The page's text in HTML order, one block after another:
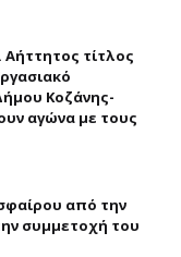
Αήττητος τίτλος
Κοζάνης-
αγώνα με τους
από την
συμμετοχή του